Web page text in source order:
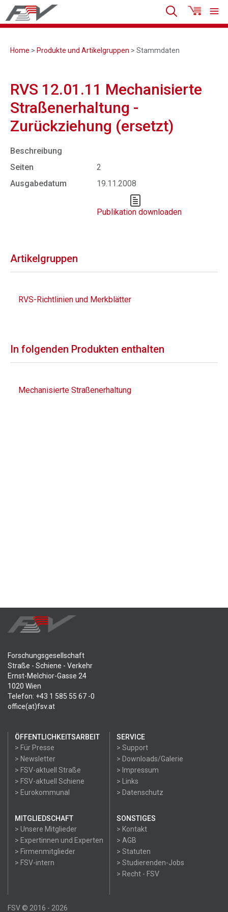
Home > Produkte und Artikelgruppen > Stammdaten
RVS 12.01.11 Mechanisierte
Straßenerhaltung -
Zurückziehung (ersetzt)
Beschreibung
Seiten
2
Ausgabedatum
19.11.2008
Publikation downloaden
Artikelgruppen
RVS-Richtlinien und Merkblätter
In folgenden Produkten enthalten
Mechanisierte Straßenerhaltung
Forschungsgesellschaft
Straße - Schiene - Verkehr
Ernst-Melchior-Gasse 24
1020 Wien
Telefon: +43 1 585 55 67 -0
office(at)fsv.at
ÖFFENTLICHKEITSARBEIT
> Für Presse
> Newsletter
> FSV-aktuell Straße
> FSV-aktuell Schiene
> Eurokommunal
SERVICE
> Support
> Downloads/Galerie
> Impressum
> Links
> Datenschutz
MITGLIEDSCHAFT
> Unsere Mitglieder
> Expertinnen und Experten
> Firmenmitglieder
> FSV-intern
SONSTIGES
> Kontakt
> AGB
> Statuten
> Studierenden-Jobs
> Recht - FSV
FSV © 2016 - 2026